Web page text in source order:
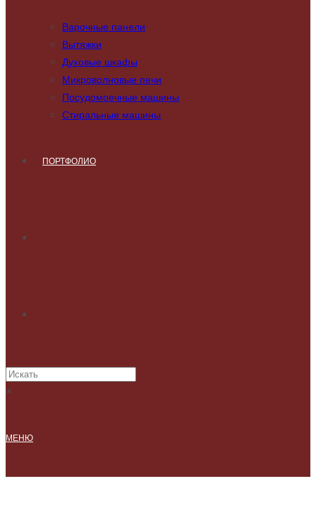
Варочные панели
Вытяжки
Духовые шкафы
Микроволновые печи
Посудомоечные машины
Стиральные машины
ПОРТФОЛИО
×
МЕНЮ